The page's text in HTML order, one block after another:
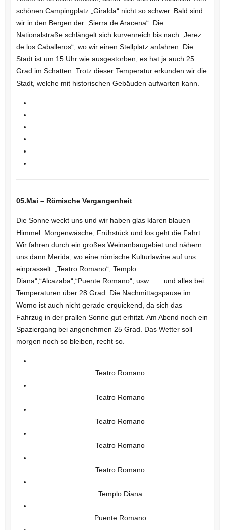
schönen Campingplatz „Giralda“ nicht so schwer. Bald sind
wir in den Bergen der „Sierra de Aracena“. Die
Nationalstraße schlängelt sich kurvenreich bis nach „Jerez
de los Caballeros“, wo wir einen Stellplatz anfahren. Die
Stadt ist um 15 Uhr wie ausgestorben, es hat ja auch 25
Grad im Schatten. Trotz dieser Temperatur erkunden wir die
Stadt, welche mit historischen Gebäuden aufwarten kann.
05.Mai – Römische Vergangenheit
Die Sonne weckt uns und wir haben glas klaren blauen
Himmel. Morgenwäsche, Frühstück und los geht die Fahrt.
Wir fahren durch ein großes Weinanbaugebiet und nähern
uns dann Merida, wo eine römische Kulturlawine auf uns
einprasselt. „Teatro Romano“, Templo
Diana“,“Alcazaba“,“Puente Romano“, usw ….. und alles bei
Temperaturen über 28 Grad. Die Nachmittagspause im
Womo ist auch nicht gerade erquickend, da sich das
Fahrzug in der prallen Sonne gut erhitzt. Am Abend noch ein
Spaziergang bei angenehmen 25 Grad. Das Wetter soll
morgen noch so bleiben, recht so.
Teatro Romano
Teatro Romano
Teatro Romano
Teatro Romano
Teatro Romano
Templo Diana
Puente Romano